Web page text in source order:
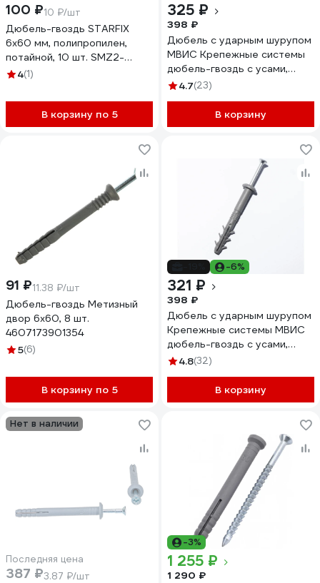
100 ₽10 ₽/шт
Дюбель-гвоздь STARFIX
6x60 мм, полипропилен,
потайной, 10 шт. SMZ2-
40914-10
4(1)
В корзину по 5
325 ₽
398 ₽
Дюбель с ударным шурупом
МВИС Крепежные системы
дюбель-гвоздь с усами,
6x60 мм, полипропилен,
4.7(23)
В корзину
91 ₽11.38 ₽/шт
Дюбель-гвоздь Метизный
двор 6х60, 8 шт.
4607173901354
5(6)
В корзину по 5
-6%
321 ₽
398 ₽
Дюбель с ударным шурупом
Крепежные системы МВИС
дюбель-гвоздь с усами,
6x60 мм, полипропилен,
4.8(32)
В корзину
Нет в наличии
Последняя цена
387 ₽3.87 ₽/шт
-3%
1 255 ₽
1 290 ₽